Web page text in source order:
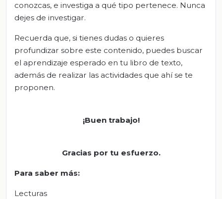
conozcas, e investiga a qué tipo pertenece. Nunca
dejes de investigar.
Recuerda que, si tienes dudas o quieres
profundizar sobre este contenido, puedes buscar
el aprendizaje esperado en tu libro de texto,
además de realizar las actividades que ahí se te
proponen.
¡Buen trabajo!
Gracias por tu esfuerzo.
Para saber más:
Lecturas